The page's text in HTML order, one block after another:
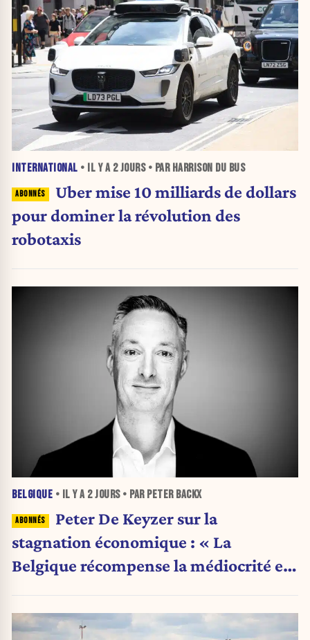
INTERNATIONAL • IL Y A 2 JOURS• PAR HARRISON DU BUS
Uber mise 10 milliards de dollars
pour dominer la révolution des
robotaxis
BELGIQUE • IL Y A 2 JOURS• PAR PETER BACKX
Peter De Keyzer sur la
stagnation économique : « La
Belgique récompense la médiocrité et